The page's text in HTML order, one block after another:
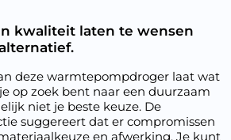
kwaliteit laten te wensen
deze warmtepompdroger laat wat
op zoek bent naar een duurzaam
niet je beste keuze. De
suggereert dat er compromissen
en afwerking. Je kunt